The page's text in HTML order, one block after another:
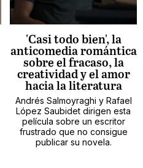
'Casi todo bien', la
anticomedia romántica
sobre el fracaso, la
creatividad y el amor
hacia la literatura
Andrés Salmoyraghi y Rafael
López Saubidet dirigen esta
película sobre un escritor
frustrado que no consigue
publicar su novela.